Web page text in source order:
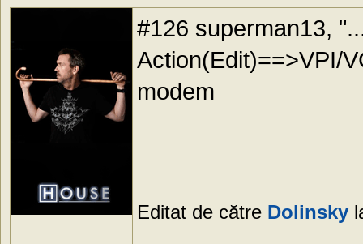
#126 superman13,
Action(Edit)==>VPI/
modem
Editat de către Dolinsky